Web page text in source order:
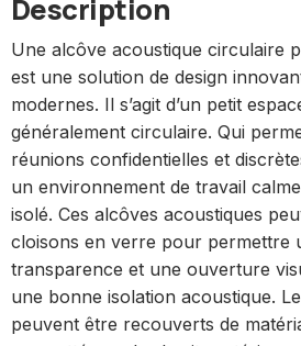
Description
Une alcôve acoustique circulaire
est une solution de design
modernes. Il s’agit d’un petit
généralement circulaire. Qui
réunions confidentielles et
un environnement de travail
isolé. Ces alcôves acoustiques
cloisons en verre pour permettre
transparence et une ouverture
une bonne isolation acoustique.
peuvent être recouverts de